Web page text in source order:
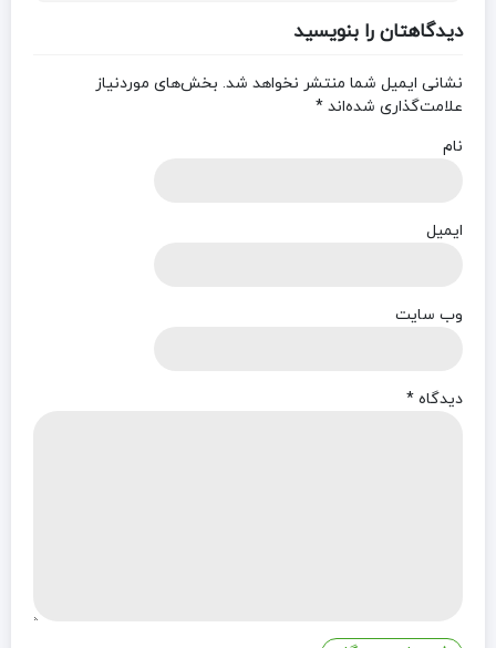
دیدگاهتان را بنویسید
نشانی ایمیل شما منتشر نخواهد شد. بخش‌های موردنیاز
علامت‌گذاری شده‌اند *
نام
ایمیل
وب‌ سایت
دیدگاه *